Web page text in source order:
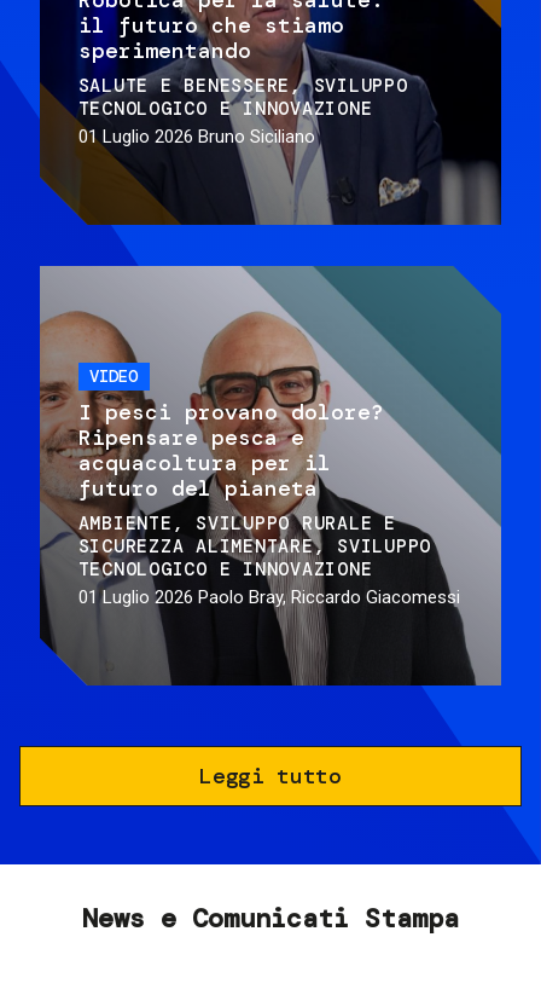
il futuro che stiamo
sperimentando
SALUTE E BENESSERE
SVILUPPO
TECNOLOGICO E INNOVAZIONE
01 Luglio 2026 Bruno Siciliano
VIDEO
I pesci provano dolore?
Ripensare pesca e
acquacoltura per il
futuro del pianeta
AMBIENTE
SVILUPPO RURALE E
SICUREZZA ALIMENTARE
SVILUPPO
TECNOLOGICO E INNOVAZIONE
01 Luglio 2026 Paolo Bray, Riccardo Giacomessi
Leggi tutto
News e Comunicati Stampa